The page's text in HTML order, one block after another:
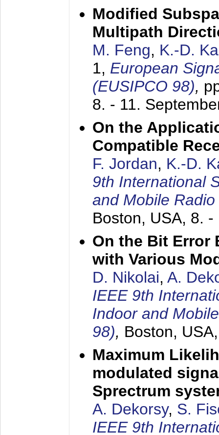
Modified
Multipath
M. Feng, K.-D.
1, European
(EUSIPCO 98),
8. - 11.
On the
Compatible
F. Jordan, K.-D.
9th International
and Mobile
Boston, USA, 8. -
On the Bit Error
with Various
D. Nikolai, A.
IEEE 9th
Indoor and
98), Boston,
Maximum
modulated
Sprectrum
A. Dekorsy, S.
IEEE 9th